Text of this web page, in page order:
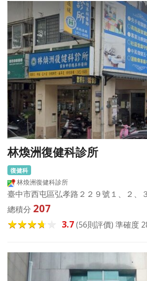
林煥洲復健科診所
復健科
林煥洲復健科診所
臺中市西屯區弘孝路２２９號１、２、
總積分 207
3.7(56則評價) 準確度